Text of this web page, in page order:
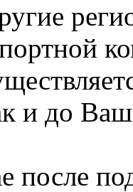
и до
после